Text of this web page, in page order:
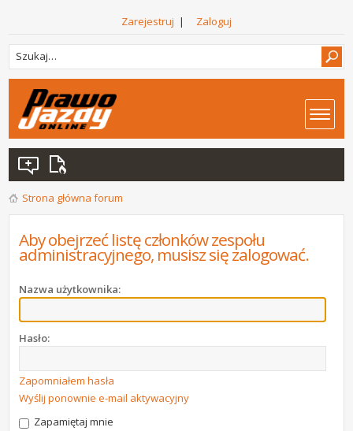
Zarejestruj | Zaloguj
Strona główna forum
Aby obejrzeć listę członków zespołu
administracyjnego, musisz się zalogować.
Nazwa użytkownika:
Hasło:
Zapomniałem hasła
Wyślij ponownie e-mail aktywacyjny
Zapamiętaj mnie